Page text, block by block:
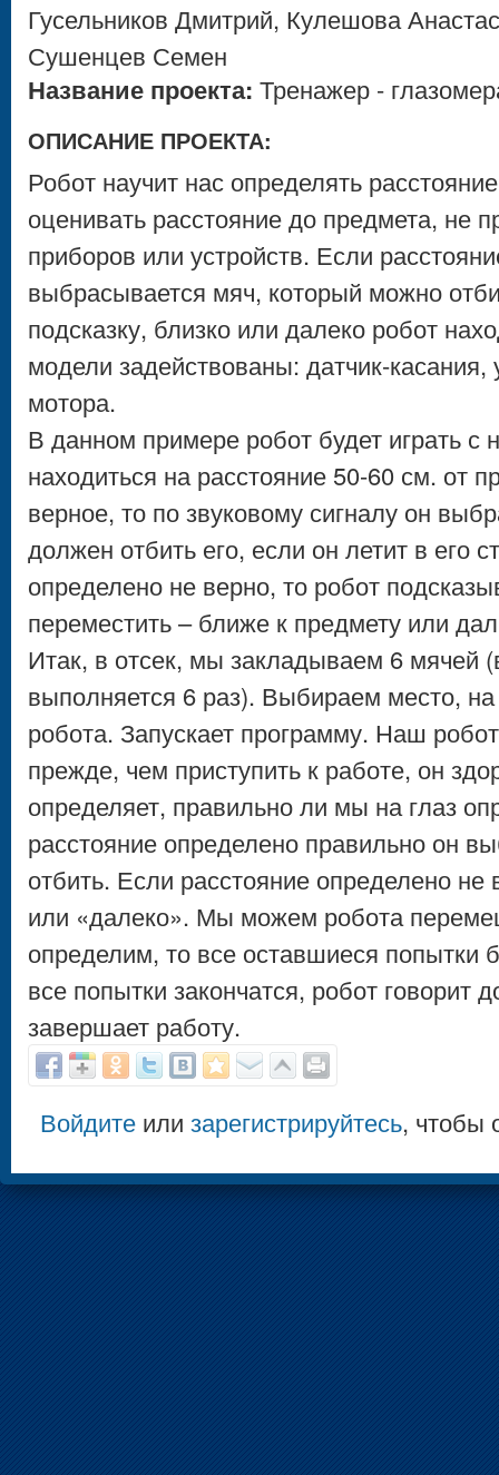
Гусельников Дмитрий, Кулешова
Сушенцев Семен
Название проекта: Тренажер -
ОПИСАНИЕ ПРОЕКТА:
Робот научит нас определять
оценивать расстояние до предмета, не
приборов или устройств. Если
выбрасывается мяч, который можно
подсказку, близко или далеко робот
модели задействованы: датчик-касания,
мотора.
В данном примере робот будет играть с
находиться на расстояние 50-60 см. от
верное, то по звуковому сигналу он
должен отбить его, если он летит в его
определено не верно, то робот
переместить – ближе к предмету или
Итак, в отсек, мы закладываем 6 мячей
выполняется 6 раз). Выбираем место,
робота. Запускает программу. Наш
прежде, чем приступить к работе, он
определяет, правильно ли мы на глаз
расстояние определено правильно он
отбить. Если расстояние определено не
или «далеко». Мы можем робота
определим, то все оставшиеся попытки
все попытки закончатся, робот говорит
завершает работу.
Войдитеили зарегистрируйтесь, чтобы